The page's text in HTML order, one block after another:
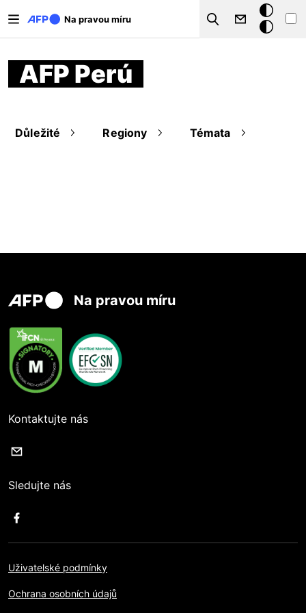
Na pravou míru
Search
Tmavý
režim
AFP Perú
Důležité Regiony Témata
Na pravou míru
Kontaktujte nás
Sledujte nás
Uživatelské podmínky
Ochrana osobních údajů